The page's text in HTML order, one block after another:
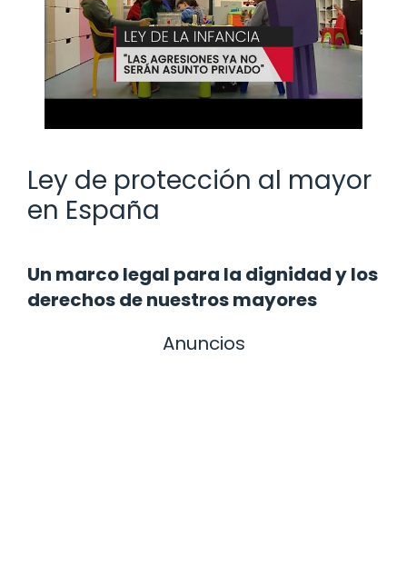
Ley de protección al mayor
en España
Un marco legal para la dignidad y los
derechos de nuestros mayores
Anuncios